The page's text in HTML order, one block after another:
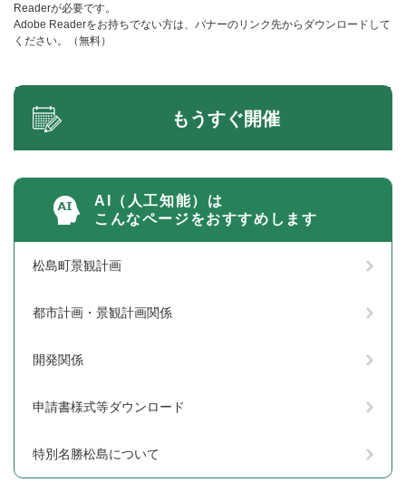
Readerが必要です。
Adobe Readerをお持ちでない方は、バナーのリンク先からダウンロードして
ください。（無料）
もうすぐ開催
AI（人工知能）は
こんなページをおすすめします
松島町景観計画
都市計画・景観計画関係
開発関係
申請書様式等ダウンロード
特別名勝松島について